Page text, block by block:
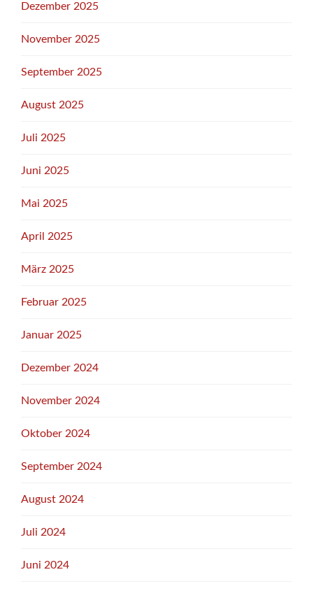
Dezember 2025
November 2025
September 2025
August 2025
Juli 2025
Juni 2025
Mai 2025
April 2025
März 2025
Februar 2025
Januar 2025
Dezember 2024
November 2024
Oktober 2024
September 2024
August 2024
Juli 2024
Juni 2024